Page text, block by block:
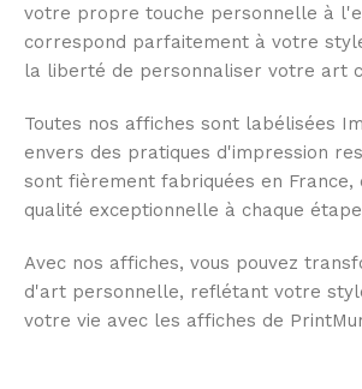
votre propre touche personnelle à
correspond parfaitement à votre
la liberté de personnaliser votre art
Toutes nos affiches sont labélisées
envers des pratiques d'impression
sont fièrement fabriquées en
qualité exceptionnelle à chaque
Avec nos affiches, vous pouvez
d'art personnelle, reflétant votre
votre vie avec les affiches de